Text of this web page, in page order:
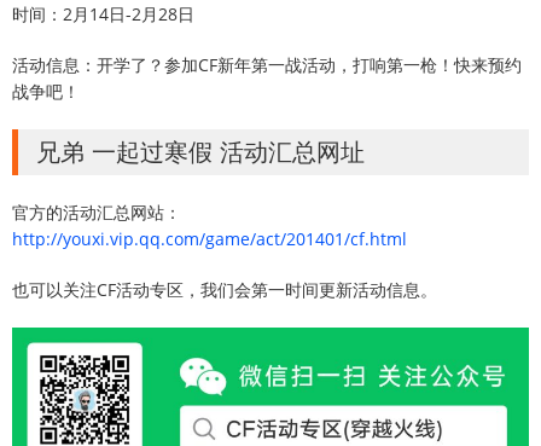
时间：2月14日-2月28日
活动信息：开学了？参加CF新年第一战活动，打响第一枪！快来预约
战争吧！
兄弟 一起过寒假 活动汇总网址
官方的活动汇总网站：
http://youxi.vip.qq.com/game/act/201401/cf.html
也可以关注CF活动专区，我们会第一时间更新活动信息。